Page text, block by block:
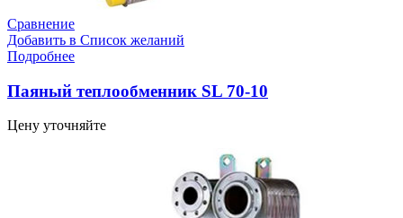
Сравнение
Добавить в Список желаний
Подробнее
Паяный теплообменник SL 70-10
Цену уточняйте